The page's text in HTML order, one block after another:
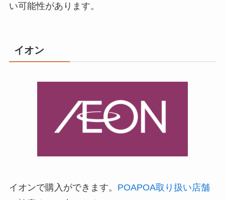
い可能性があります。
イオン
イオンで購入ができます。 POAPOA取り扱い店舗